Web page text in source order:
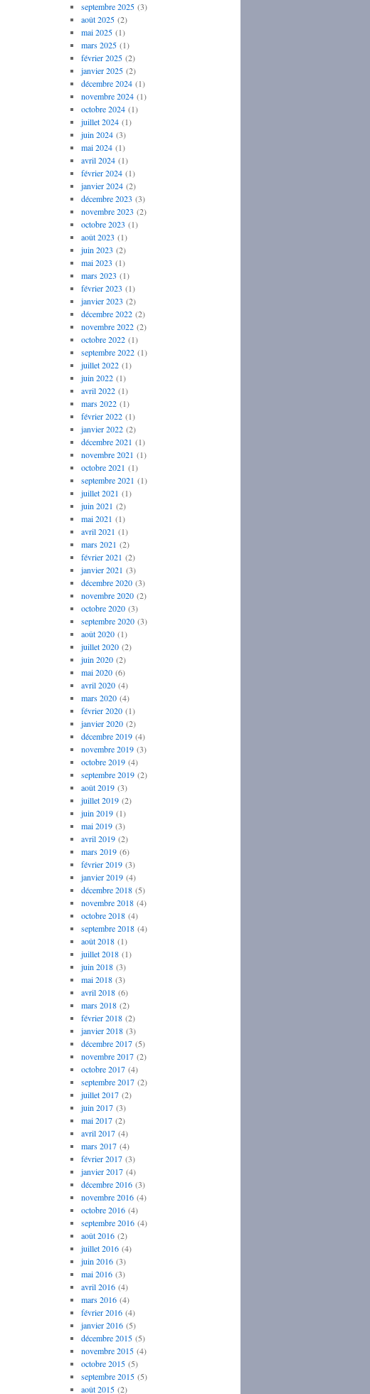
septembre 2025(3)
août 2025(2)
mai 2025(1)
mars 2025(1)
février 2025(2)
janvier 2025(2)
décembre 2024(1)
novembre 2024(1)
octobre 2024(1)
juillet 2024(1)
juin 2024(3)
mai 2024(1)
avril 2024(1)
février 2024(1)
janvier 2024(2)
décembre 2023 (3)
novembre 2023 (2)
octobre 2023 (1)
août 2023 (1)
juin 2023 (2)
mai 2023 (1)
mars 2023 (1)
février 2023 (1)
janvier 2023 (2)
décembre 2022(2)
novembre 2022(2)
octobre 2022(1)
septembre 2022(1)
juillet 2022(1)
juin 2022(1)
avril 2022(1)
mars 2022(1)
février 2022(1)
janvier 2022(2)
décembre 2021 (1)
novembre 2021 (1)
octobre 2021 (1)
septembre 2021 (1)
juillet 2021 (1)
juin 2021 (2)
mai 2021 (1)
avril 2021 (1)
mars 2021 (2)
février 2021 (2)
janvier 2021 (3)
décembre 2020(3)
novembre 2020(2)
octobre 2020(3)
septembre 2020(3)
août 2020(1)
juillet 2020(2)
juin 2020(2)
mai 2020(6)
avril 2020(4)
mars 2020(4)
février 2020(1)
janvier 2020(2)
décembre 2019(4)
novembre 2019(3)
octobre 2019(4)
septembre 2019(2)
août 2019(3)
juillet 2019(2)
juin 2019(1)
mai 2019(3)
avril 2019(2)
mars 2019(6)
février 2019(3)
janvier 2019(4)
décembre 2018(5)
novembre 2018(4)
octobre 2018(4)
septembre 2018(4)
août 2018(1)
juillet 2018(1)
juin 2018(3)
mai 2018(3)
avril 2018(6)
mars 2018(2)
février 2018(2)
janvier 2018(3)
décembre 2017(5)
novembre 2017(2)
octobre 2017(4)
septembre 2017(2)
juillet 2017(2)
juin 2017(3)
mai 2017(2)
avril 2017(4)
mars 2017(4)
février 2017(3)
janvier 2017(4)
décembre 2016(3)
novembre 2016(4)
octobre 2016(4)
septembre 2016(4)
août 2016(2)
juillet 2016(4)
juin 2016(3)
mai 2016(3)
avril 2016(4)
mars 2016(4)
février 2016(4)
janvier 2016(5)
décembre 2015(5)
novembre 2015(4)
octobre 2015(5)
septembre 2015(5)
août 2015(2)